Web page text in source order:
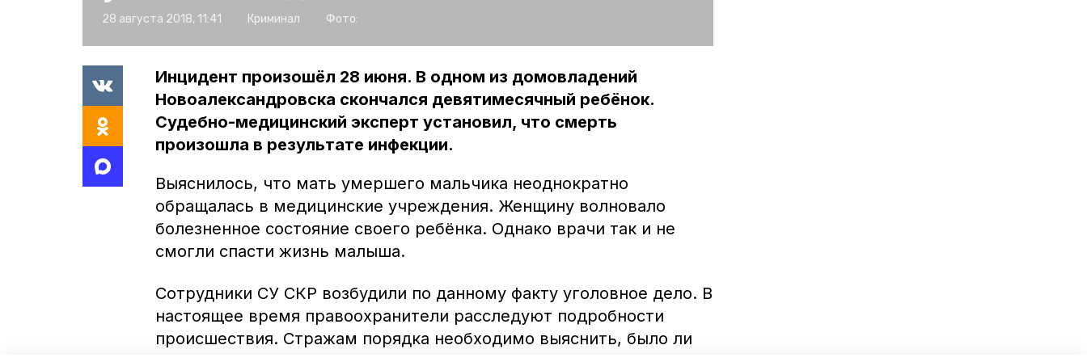
28 августа 2018, 11:41 Криминал Фото:
Инцидент произошёл 28 июня. В одном из домовладений
Новоалександровска скончался девятимесячный ребёнок.
Судебно-медицинский эксперт установил, что смерть
произошла в результате инфекции.
Выяснилось, что мать умершего мальчика неоднократно
обращалась в медицинские учреждения. Женщину волновало
болезненное состояние своего ребёнка. Однако врачи так и не
смогли спасти жизнь малыша.
Сотрудники СУ СКР возбудили по данному факту уголовное дело. В
настоящее время правоохранители расследуют подробности
происшествия. Стражам порядка необходимо выяснить, было ли